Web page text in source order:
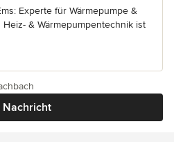
Experte für Wärmepumpe &
& Wärmepumpentechnik ist
Nachricht